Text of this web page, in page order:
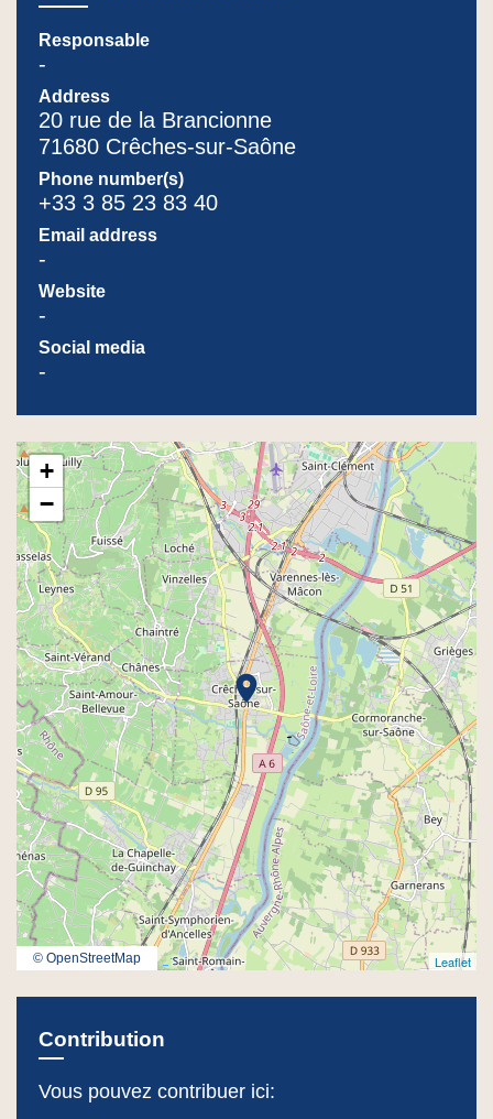
Responsable
-
Address
20 rue de la Brancionne
71680 Crêches-sur-Saône
Phone number(s)
+33 3 85 23 83 40
Email address
-
Website
-
Social media
-
location_on
+
−
Leaflet
© OpenStreetMap
Contribution
Vous pouvez contribuer ici: